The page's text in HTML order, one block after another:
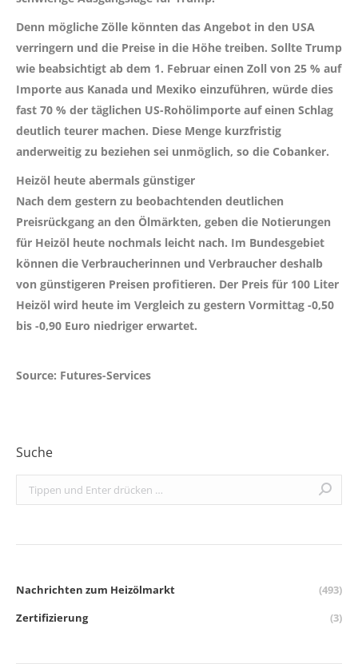
Denn mögliche Zölle könnten das Angebot in den USA
verringern und die Preise in die Höhe treiben. Sollte Trump
wie beabsichtigt ab dem 1. Februar einen Zoll von 25 % auf
Importe aus Kanada und Mexiko einzuführen, würde dies
fast 70 % der täglichen US-Rohölimporte auf einen Schlag
deutlich teurer machen. Diese Menge kurzfristig
anderweitig zu beziehen sei unmöglich, so die Cobanker.
Heizöl heute abermals günstiger
Nach dem gestern zu beobachtenden deutlichen
Preisrückgang an den Ölmärkten, geben die Notierungen
für Heizöl heute nochmals leicht nach. Im Bundesgebiet
können die Verbraucherinnen und Verbraucher deshalb
von günstigeren Preisen profitieren. Der Preis für 100 Liter
Heizöl wird heute im Vergleich zu gestern Vormittag -0,50
bis -0,90 Euro niedriger erwartet.
Source: Futures-Services
Suche
Search:
Nachrichten zum Heizölmarkt
(493)
Zertifizierung
(3)